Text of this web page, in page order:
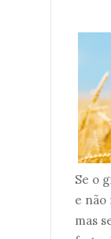
Se o
e não
mas